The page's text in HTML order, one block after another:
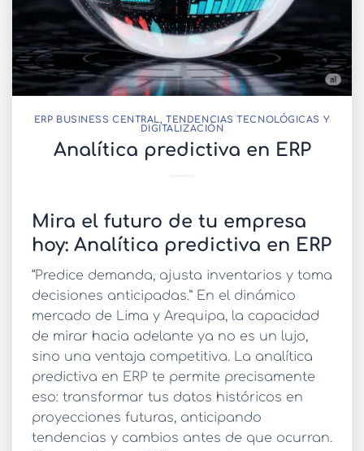
ERP BUSINESS CENTRAL,TENDENCIAS TECNOLÓGICAS Y
DIGITALIZACIÓN
Analítica predictiva en ERP
Mira el futuro de tu empresa
hoy: Analítica predictiva en ERP
“Predice demanda, ajusta inventarios y toma
decisiones anticipadas.” En el dinámico
mercado de Lima y Arequipa, la capacidad
de mirar hacia adelante ya no es un lujo,
sino una ventaja competitiva. La analítica
predictiva en ERP te permite precisamente
eso: transformar tus datos históricos en
proyecciones futuras, anticipando
tendencias y cambios antes de que ocurran.